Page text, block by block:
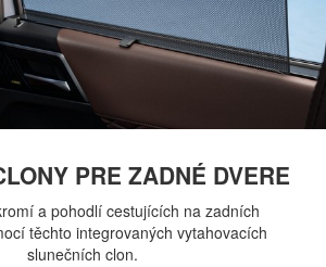
PRE ZADNÉ DVERE
a pohodlí cestujících na zadních
těchto integrovaných vytahovacích
slunečních clon.